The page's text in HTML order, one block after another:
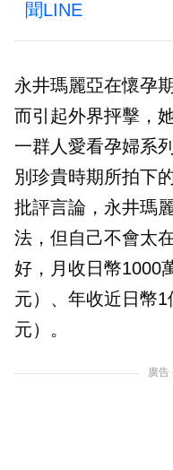
聞LINE
永井瑪麗亞在懷孕
而引起外界抨擊，
一群人愛看孕婦系
別珍貴時期所拍下
批評言論，永井瑪
法，但自己不會太
好，月收日幣1000
元）、年收近日幣
元）。
廣告